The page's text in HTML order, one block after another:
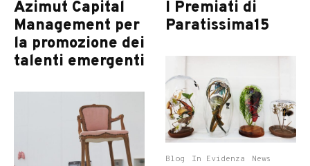
Azimut Capital
Management per
la promozione dei
talenti emergenti
I Premiati di
Paratissima15
Blog In Evidenza News